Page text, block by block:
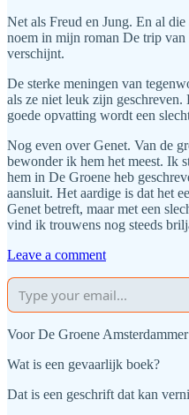
Net als Freud en Jung. En al
noem in mijn roman De trip
verschijnt.
De sterke meningen van
als ze niet leuk zijn
goede opvatting wordt een
Nog even over Genet. Van de
bewonder ik hem het meest. Ik
hem in De Groene heb
aansluit. Het aardige is dat het
Genet betreft, maar met een
vind ik trouwens nog steeds
Leave a comment
Voor De Groene
Wat is een gevaarlijk boek?
Dat is een geschrift dat kan